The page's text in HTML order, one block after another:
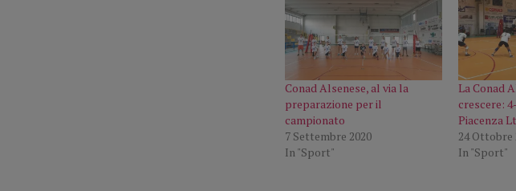
Conad Alsenese, al via la
preparazione per il
campionato
7 Settembre 2020
In "Sport"
La Conad
crescere:
Piacenza
24 Ottobre
In "Sport"